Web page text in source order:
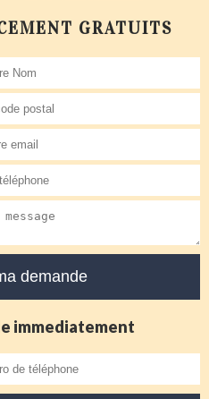
GRATUITS
immediatement